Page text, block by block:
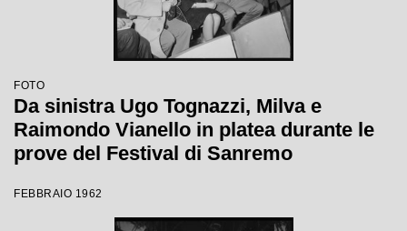
FOTO
Da sinistra Ugo Tognazzi, Milva e
Raimondo Vianello in platea durante le
prove del Festival di Sanremo
FEBBRAIO 1962